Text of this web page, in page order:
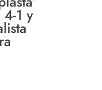
1 y